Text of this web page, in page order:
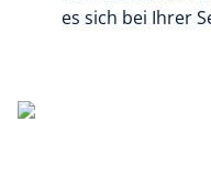
es sich bei Ihrer